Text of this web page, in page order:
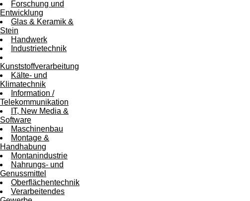
Forschung und
Entwicklung
Glas & Keramik &
Stein
Handwerk
Industrietechnik
Kunststoffverarbeitung
Kälte- und
Klimatechnik
Information /
Telekommunikation
IT, New Media &
Software
Maschinenbau
Montage &
Handhabung
Montanindustrie
Nahrungs- und
Genussmittel
Oberflächentechnik
Verarbeitendes